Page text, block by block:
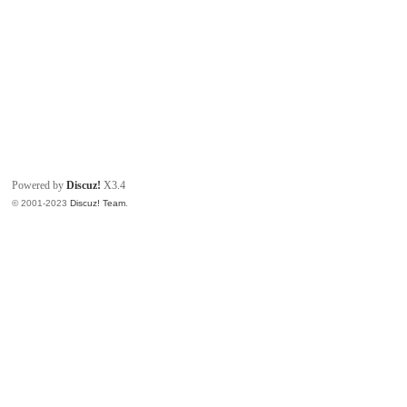
Powered byDiscuz! X3.4
© 2001-2023Discuz! Team